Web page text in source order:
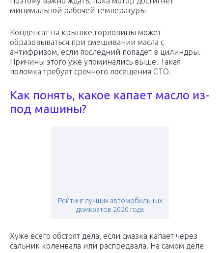
минимальной рабочей температуры
Конденсат на крышке горловины может
образовываться при смешивании масла с
антифризом, если последний попадет в цилиндры.
Причины этого уже упоминались выше. Такая
поломка требует срочного посещения СТО.
Как понять, какое капает масло из-
под машины?
Рейтинг лучших автомобильных
домкратов 2020 года
Хуже всего обстоят дела, если смазка капает через
сальник коленвала или распредвала. На самом деле